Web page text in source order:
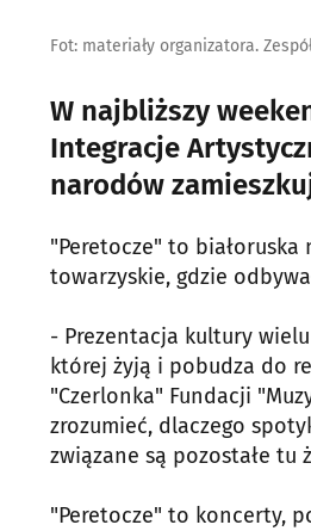
Fot: materiały organizatora.
W najbliższy
Integracje
narodów
"Peretocze" to
towarzyskie, gdzie
- Prezentacja kultury
której żyją i pobudza do
"Czerlonka" Fundacji
zrozumieć, dlaczego
związane są pozostałe
"Peretocze" to koncerty,